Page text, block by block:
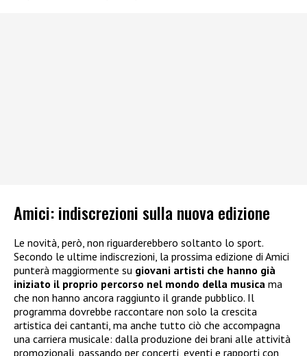
Amici: indiscrezioni sulla nuova edizione
Le novità, però, non riguarderebbero soltanto lo sport.
Secondo le ultime indiscrezioni, la prossima edizione di Amici
punterà maggiormente su giovani artisti che hanno già
iniziato il proprio percorso nel mondo della musica ma
che non hanno ancora raggiunto il grande pubblico. Il
programma dovrebbe raccontare non solo la crescita
artistica dei cantanti, ma anche tutto ciò che accompagna
una carriera musicale: dalla produzione dei brani alle attività
promozionali, passando per concerti, eventi e rapporti con